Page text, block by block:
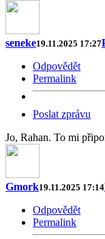
seneke19.11.2025 17:27
Odpovědět
Permalink
Poslat zprávu
Jo, Rahan. To mi
Gmork19.11.2025 17:14
Odpovědět
Permalink